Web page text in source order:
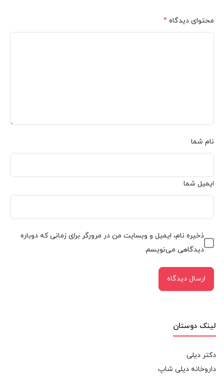
لینک دوستان
دکتر دیلی
داروخانه دیلی شاپ
محتوای دیدگاه *
نام شما
ایمیل شما
ذخیره نام، ایمیل و وبسایت من در مرورگر برای زمانی که دوباره
دیدگاهی می‌نویسم.